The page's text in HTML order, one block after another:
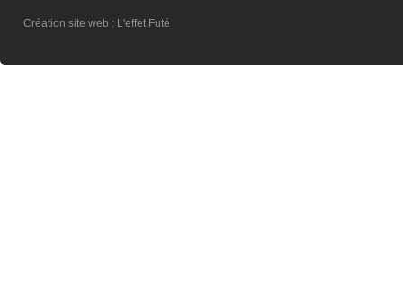
Création site web : L'effet Futé